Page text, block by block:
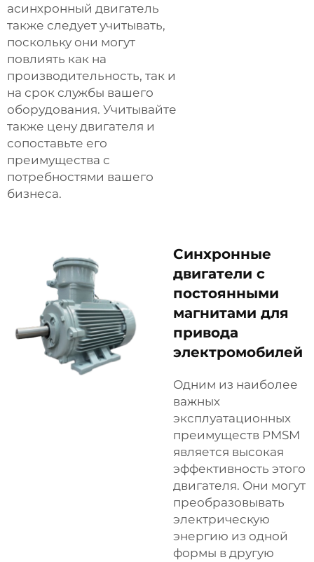
асинхронный двигатель
также следует учитывать,
поскольку они могут
повлиять как на
производительность, так и
на срок службы вашего
оборудования. Учитывайте
также цену двигателя и
сопоставьте его
преимущества с
потребностями вашего
бизнеса.
Синхронные
двигатели с
постоянными
магнитами для
привода
электромобилей
Одним из наиболее
важных
эксплуатационных
преимуществ PMSM
является высокая
эффективность этого
двигателя. Они могут
преобразовывать
электрическую
энергию из одной
формы в другую